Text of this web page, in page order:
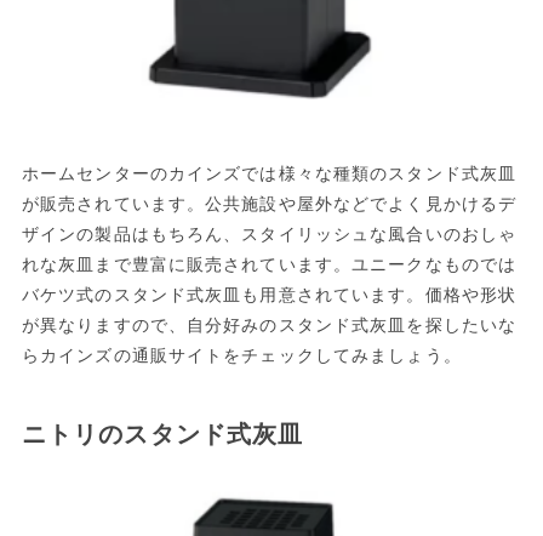
ホームセンターのカインズでは様々な種類のスタンド式灰皿
が販売されています。公共施設や屋外などでよく見かけるデ
ザインの製品はもちろん、スタイリッシュな風合いのおしゃ
れな灰皿まで豊富に販売されています。ユニークなものでは
バケツ式のスタンド式灰皿も用意されています。価格や形状
が異なりますので、自分好みのスタンド式灰皿を探したいな
らカインズの通販サイトをチェックしてみましょう。
ニトリのスタンド式灰皿